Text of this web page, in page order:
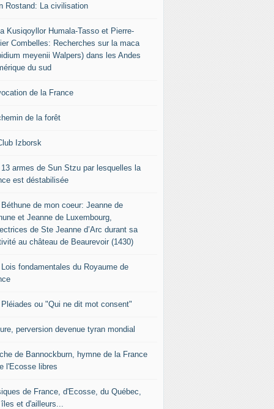
Rostand: La civilisation
Kusiqoyllor Humala-Tasso et Pierre-
Combelles: Recherches sur la maca
meyenii Walpers) dans les Andes
du sud
de la France
de la forêt
Izborsk
13 armes de Sun Stzu par lesquelles la
est déstabilisée
de mon coeur: Jeanne de
et Jeanne de Luxembourg,
de Ste Jeanne d’Arc durant sa
au château de Beaurevoir (1430)
fondamentales du Royaume de
Pléiades ou "Qui ne dit mot consent"
perversion devenue tyran mondial
de Bannockburn, hymne de la France
l'Ecosse libres
de France, d'Ecosse, du Québec,
et d'ailleurs...